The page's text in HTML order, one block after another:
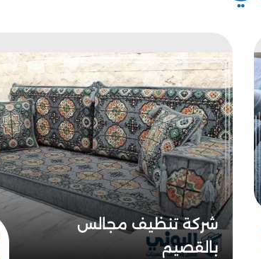
شركة تنظيف مجالس
بالقصيم